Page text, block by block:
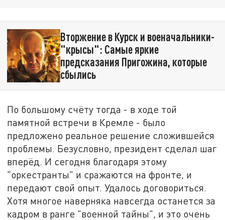
Вторжение в Курск и военачальники-
"крысы": Самые яркие
предсказания Пригожина, которые
сбылись
По большому счёту тогда - в ходе той
памятной встречи в Кремле - было
предложено реальное решение сложившейся
проблемы. Безусловно, президент сделал шаг
вперёд. И сегодня благодаря этому
"оркестранты" и сражаются на фронте, и
передают свой опыт. Удалось договориться.
Хотя многое наверняка навсегда останется за
кадром в ранге "военной тайны", и это очень